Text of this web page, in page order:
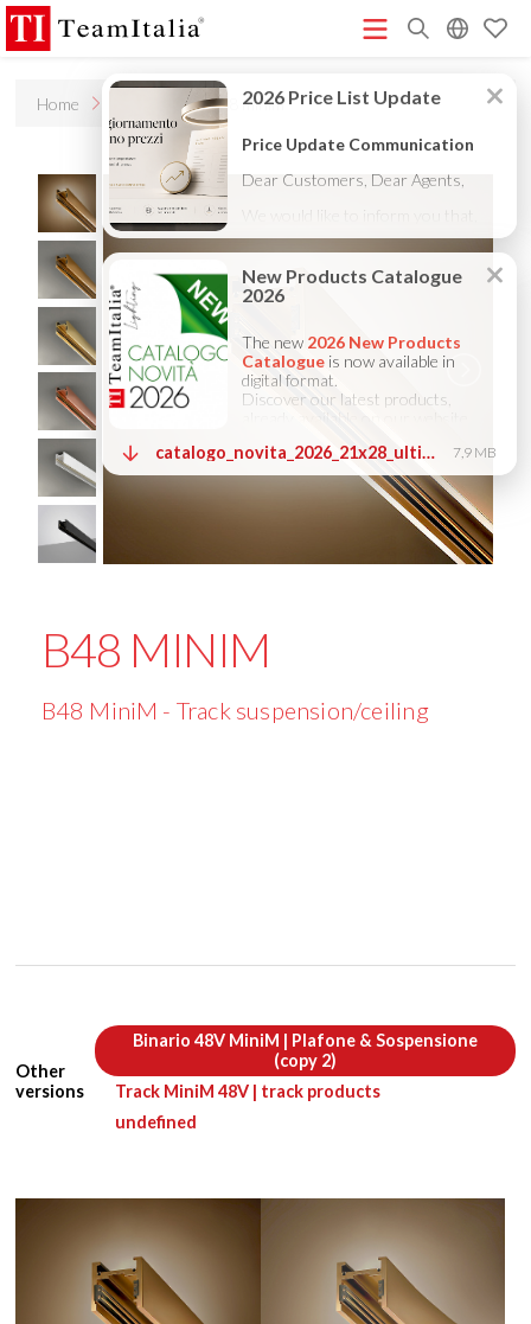
R
Price List - July 2026(513K) New Products Catalogue 2026
DECORATIVE CATALOGUE 2025(12M) TECHNICAL CATALOGUE
2025(10M) COMPANY PROFILE ITA (3M) COMPANY PROFILE GB
COMPANY PROFILE DE(3M) StarTeam 1 (introduction) (16M)
StarTeam 2
(product)(15M) ★Touch-Dim and Synchronization Instructions
Home B48 minim
B48 MINIM
B48 MiniM - Track suspension/ceiling